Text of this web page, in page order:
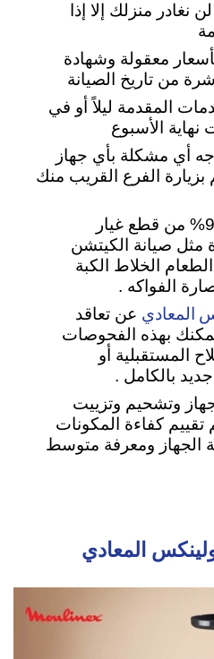
الرضا بنسبة 100٪ لن نغادر منزلك إلا إذا
معقولة وشهادة
من تاريخ الصيانة
المقدمة ليلاً أو في
نهاية الأسبوع
أي مشكلة بأي جهاز
الفرع القريب منك
هل تعلم بأننا نوفر نسبة 91% من قطع غيار
مثل صيانة الكيتشن
الخلاط الكبة
الفواكه .
المعادي عن تعاقد
بهذه الفحوصات
المستقبلية أو
بالكامل .
وتشحيم وتزييت
تقييم كفاءة المكونات
الجهاز ومعرفة متوسط
المعادي